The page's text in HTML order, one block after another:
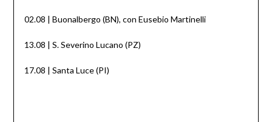
02.08 | Buonalbergo (BN), con Eusebio Martinelli
13.08 | S. Severino Lucano (PZ)
17.08 | Santa Luce (PI)